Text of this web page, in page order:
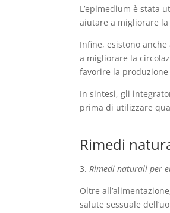
L’epimedium è stata
aiutare a migliorare
Infine, esistono
a migliorare la
favorire la
In sintesi, gli
prima di utilizzare
Rimedi
3.Rimedi naturali per
Oltre
salute sessuale